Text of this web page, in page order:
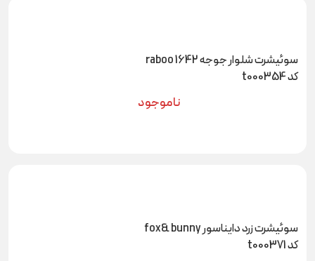
سوئیشرت شلوار جوجه raboo 1642
کد t000354
ناموجود
سوئیشرت زرد دایناسور fox& bunny
کد t000371